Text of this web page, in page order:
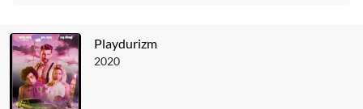
Playdurizm
2020